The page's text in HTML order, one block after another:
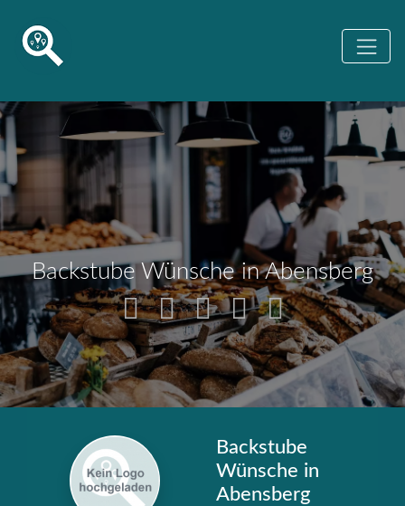
Backstube Wünsche in Abensberg
Backstube
Wünsche in
Abensberg